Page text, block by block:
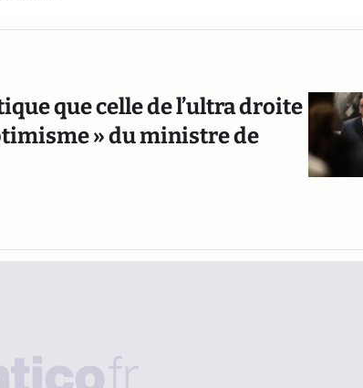
que celle de l’ultra droite
» du ministre de